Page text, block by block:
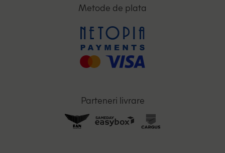
Metode de plata
Parteneri livrare